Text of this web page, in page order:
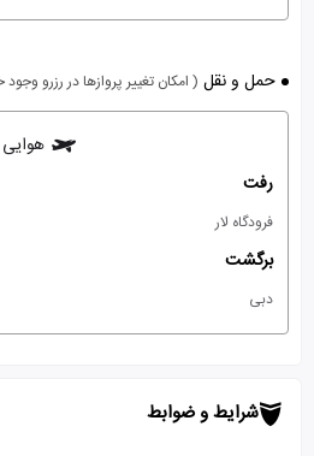
حمل و نقل ( امکان تغییر پروازها در رزرو
هوایی
رفت
فرودگاه لار
برگشت
دبی
شرایط و ضوابط